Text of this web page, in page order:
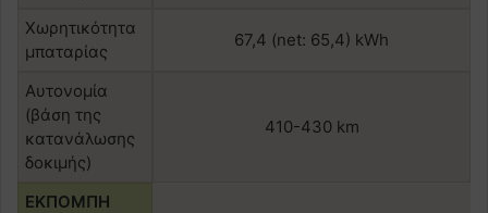
Χωρητικότητα
μπαταρίας
67,4 (net: 65,4) kWh
Αυτονομία
(βάση της
κατανάλωσης
δοκιμής)
410-430 km
ΕΚΠΟΜΠΗ